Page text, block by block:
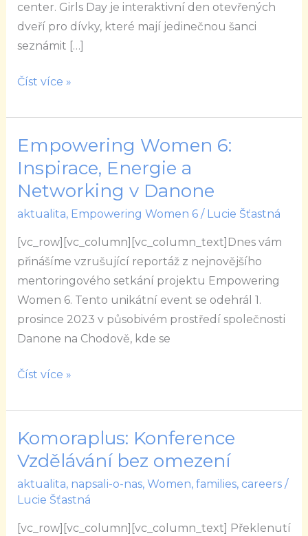
center. Girls Day je interaktivní den otevřených
dveří pro dívky, které mají jedinečnou šanci
seznámit […]
Číst více »
Empowering Women 6:
Inspirace, Energie a
Networking v Danone
aktualita, Empowering Women 6/ Lucie Šťastná
[vc_row][vc_column][vc_column_text]Dnes vám
přinášíme vzrušující reportáž z nejnovějšího
mentoringového setkání projektu Empowering
Women 6. Tento unikátní event se odehrál 1.
prosince 2023 v působivém prostředí společnosti
Danone na Chodově, kde se
Empowering
Women
6:
Inspirace,
Energie
a
Networking
v
Danone
Číst více »
Komoraplus: Konference
Vzdělávání bez omezení
aktualita, napsali-o-nas, Women, families, careers/
Lucie Šťastná
[vc_row][vc_column][vc_column_text] Překlenutí
Komoraplus:
Konference
bez